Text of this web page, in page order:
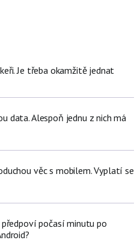
Je třeba okamžitě jednat
data. Alespoň jednu z nich má
věc s mobilem. Vyplatí se
počasí minutu po